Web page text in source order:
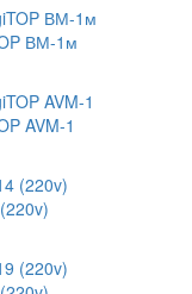
ВМ-1м
AVM-1